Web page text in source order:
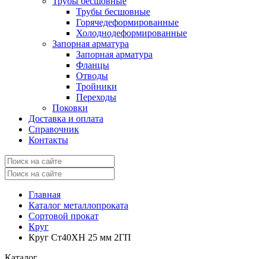
Трубы бесшовные
Горячедеформированные
Холоднодеформированные
Запорная арматура
Запорная арматура
Фланцы
Отводы
Тройники
Переходы
Поковки
Доставка и оплата
Справочник
Контакты
Главная
Каталог металлопроката
Сортовой прокат
Круг
Круг Ст40ХН 25 мм 2ГП